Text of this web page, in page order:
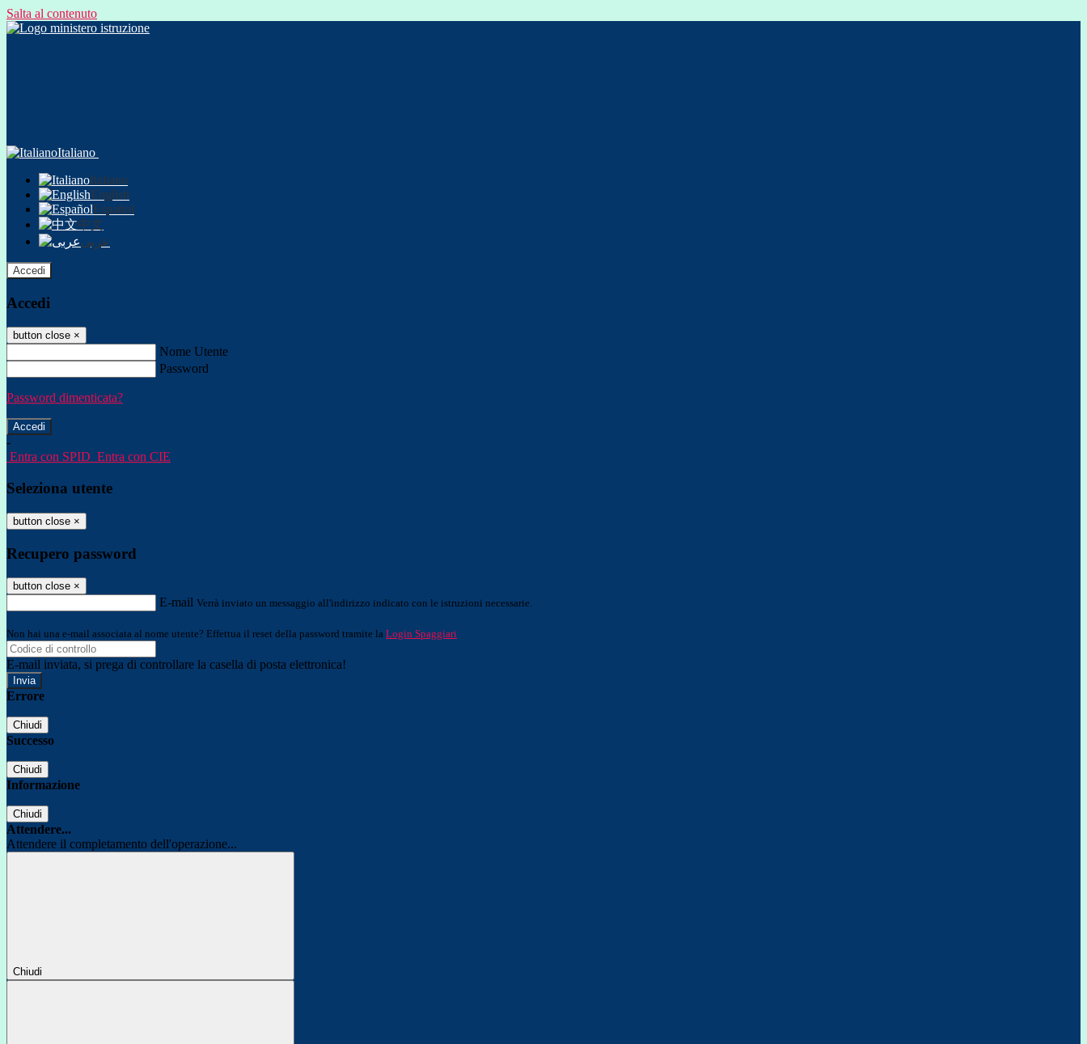
Salta al contenuto
Italiano
Italiano
English
Español
中文
عربى
Accedi
Accedi
button close ×
Nome Utente
Password
Password dimenticata?
-
Entra con SPID Entra con CIE
Seleziona utente
button close ×
Recupero password
button close ×
E-mail Verrà inviato un messaggio all'indirizzo indicato con le istruzioni necessarie.
Non hai una e-mail associata al nome utente? Effettua il reset della password tramite la Login Spaggiari
E-mail inviata, si prega di controllare la casella di posta elettronica!
Errore
Chiudi
Successo
Chiudi
Informazione
Chiudi
Attendere...
Attendere il completamento dell'operazione...
Chiudi